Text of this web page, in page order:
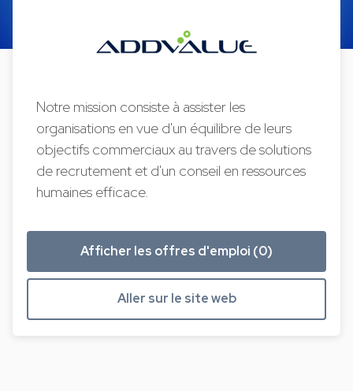
Notre mission consiste à assister les
organisations en vue d'un équilibre de leurs
objectifs commerciaux au travers de solutions
de recrutement et d'un conseil en ressources
humaines efficace.
Afficher les offres d'emploi (0)
Aller sur le site web